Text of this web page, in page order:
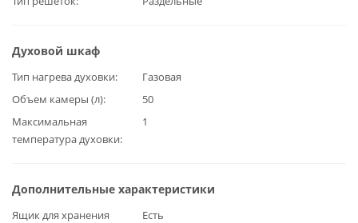
Духовой шкаф
Тип нагрева духовки
Газовая
Объем камеры (л)
50
Максимальная
температура духовки
1
Дополнительные характеристики
Ящик для хранения
Есть